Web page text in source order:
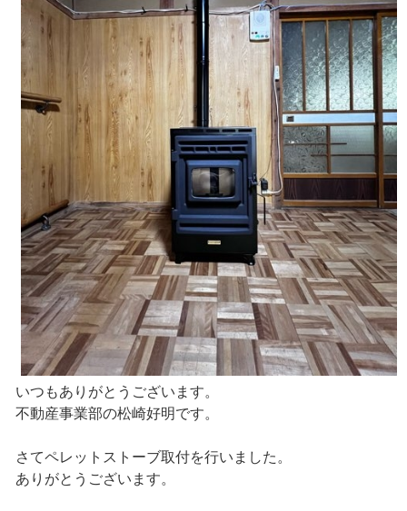
いつもありがとうございます。
不動産事業部の松崎好明です。
さてペレットストーブ取付を行いました。
ありがとうございます。